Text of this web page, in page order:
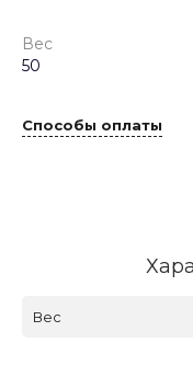
Вес
50
Способы оплаты
Вес